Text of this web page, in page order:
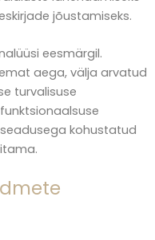
jõustamiseks.
eesmärgil.
aega, välja arvatud
turvalisuse
kohustatud